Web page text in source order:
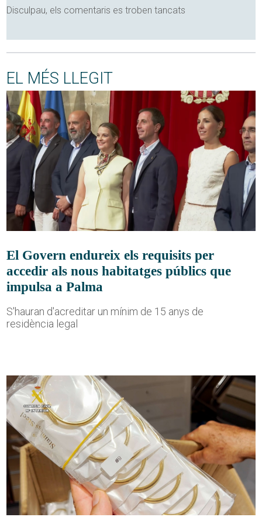
Disculpau, els comentaris es troben tancats
EL MÉS LLEGIT
El Govern endureix els requisits per
accedir als nous habitatges públics que
impulsa a Palma
S'hauran d'acreditar un mínim de 15 anys de
residència legal